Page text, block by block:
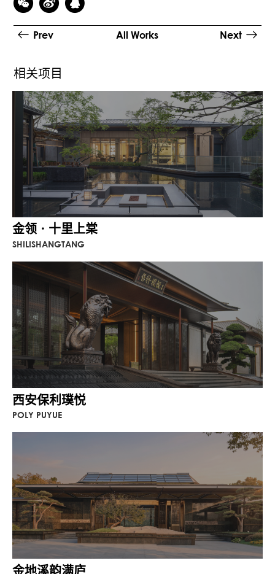
游移。飘顶边缘斜切角处理，精细化收口，
整体形态更加简洁精致。同时，重新调整前
空间层次，又增加游园的趣味性，还以障
景、漏景等传统手法，让空旷前场变得更加
生动。
“虚”与“实”、“自然”与“建筑”的有机结合，能
够引起人们的愉悦感官和无限遐想，去抵达
万科朗诗花语的精神真谛。
Prev All Works Next
相关项目
金领 · 十里上棠
SHILISHANGTANG
西安保利璞悦
POLY PUYUE
金地溪韵满庐